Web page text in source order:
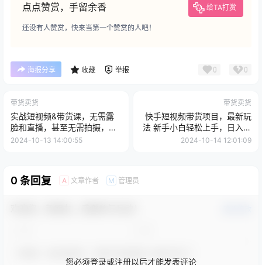
点点赞赏，手留余香 给TA打赏
还没有人赞赏，快来当第一个赞赏的人吧！
海报分享 收藏 举报 0 0
带货卖货
实战短视频&带货课，无需露
脸和直播，甚至无需拍摄，日
销千单
2024-10-13 14:00:55
带货卖货
快手短视频带货项目，最新玩
法 新手小白轻松上手，日入过
千很简单
2024-10-14 12:01:09
0 条回复 A 文章作者 M 管理员
您必须登录或注册以后才能发表评论